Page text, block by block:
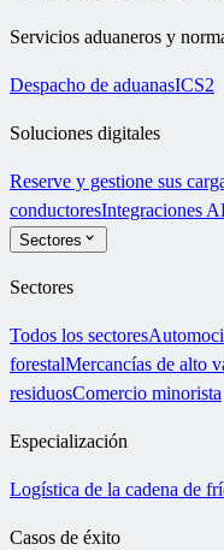
Servicios aduaneros y
Despacho de aduanasICS2
Soluciones digitales
Reserve y gestione sus
conductoresIntegraciones
Sectores
Sectores
Todos los sectores
forestalMercancías de alto
residuosComercio minorista
Especialización
Logística de la cadena de
Casos de éxito